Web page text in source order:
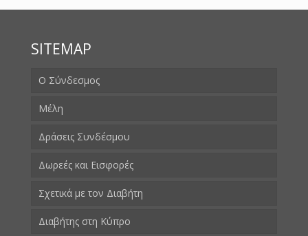
SITEMAP
Ο Σύνδεσμος
Μέλη
Δράσεις Συνδέσμου
Δωρεές και Εισφορές
Σχετικά με τον Διαβήτη
Διαβήτης στη Κύπρο